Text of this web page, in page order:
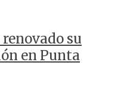
su
en Punta